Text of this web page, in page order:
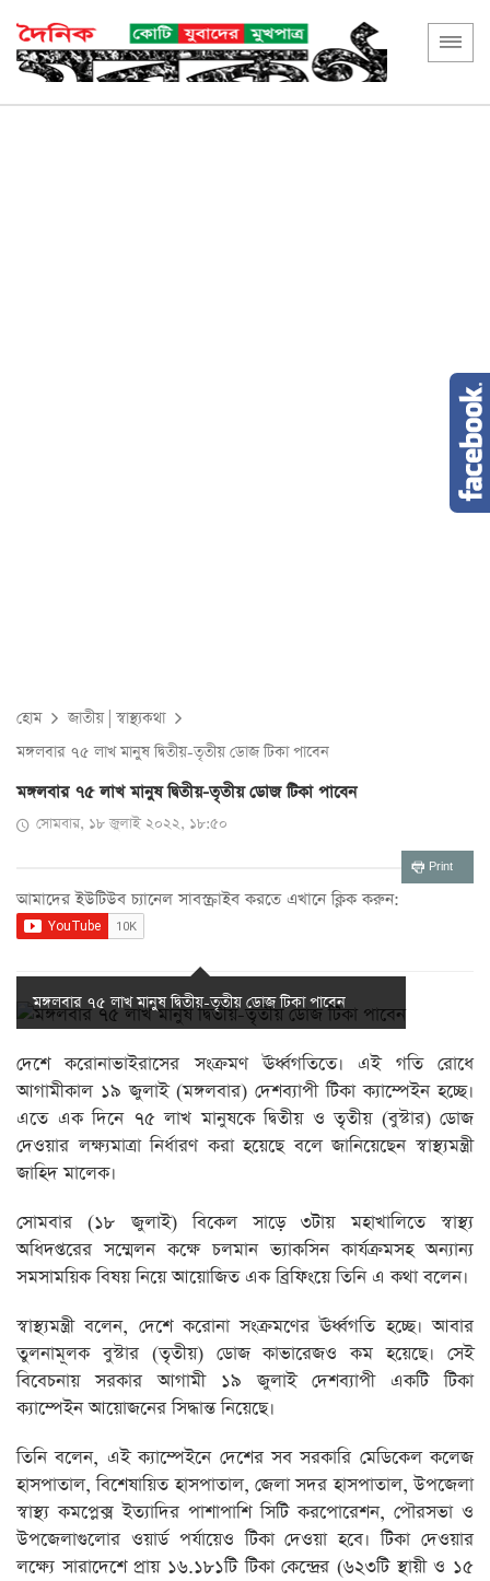
হোম জাতীয়| স্বাস্থ্যকথা
মঙ্গলবার ৭৫ লাখ মানুষ দ্বিতীয়-তৃতীয় ডোজ টিকা পাবেন
মঙ্গলবার ৭৫ লাখ মানুষ দ্বিতীয়-তৃতীয় ডোজ টিকা পাবেন
সোমবার, ১৮ জুলাই ২০২২, ১৮:৫০
Print
আমাদের ইউটিউব চ্যানেল সাবস্ক্রাইব করতে এখানে ক্লিক করুন:
মঙ্গলবার ৭৫ লাখ মানুষ দ্বিতীয়-তৃতীয় ডোজ টিকা পাবেন
দেশে করোনাভাইরাসের সংক্রমণ ঊর্ধ্বগতিতে। এই গতি রোধে
আগামীকাল ১৯ জুলাই (মঙ্গলবার) দেশব্যাপী টিকা ক্যাম্পেইন হচ্ছে।
এতে এক দিনে ৭৫ লাখ মানুষকে দ্বিতীয় ও তৃতীয় (বুস্টার) ডোজ
দেওয়ার লক্ষ্যমাত্রা নির্ধারণ করা হয়েছে বলে জানিয়েছেন স্বাস্থ্যমন্ত্রী
জাহিদ মালেক।
সোমবার (১৮ জুলাই) বিকেল সাড়ে ৩টায় মহাখালিতে স্বাস্থ্য
অধিদপ্তরের সম্মেলন কক্ষে চলমান ভ্যাকসিন কার্যক্রমসহ অন্যান্য
সমসাময়িক বিষয় নিয়ে আয়োজিত এক ব্রিফিংয়ে তিনি এ কথা বলেন।
স্বাস্থ্যমন্ত্রী বলেন, দেশে করোনা সংক্রমণের ঊর্ধ্বগতি হচ্ছে। আবার
তুলনামূলক বুস্টার (তৃতীয়) ডোজ কাভারেজও কম হয়েছে। সেই
বিবেচনায় সরকার আগামী ১৯ জুলাই দেশব্যাপী একটি টিকা
ক্যাম্পেইন আয়োজনের সিদ্ধান্ত নিয়েছে।
তিনি বলেন, এই ক্যাম্পেইনে দেশের সব সরকারি মেডিকেল কলেজ
হাসপাতাল, বিশেষায়িত হাসপাতাল, জেলা সদর হাসপাতাল, উপজেলা
স্বাস্থ্য কমপ্লেক্স ইত্যাদির পাশাপাশি সিটি করপোরেশন, পৌরসভা ও
উপজেলাগুলোর ওয়ার্ড পর্যায়েও টিকা দেওয়া হবে। টিকা দেওয়ার
লক্ষ্যে সারাদেশে প্রায় ১৬.১৮১টি টিকা কেন্দ্রের (৬২৩টি স্থায়ী ও ১৫